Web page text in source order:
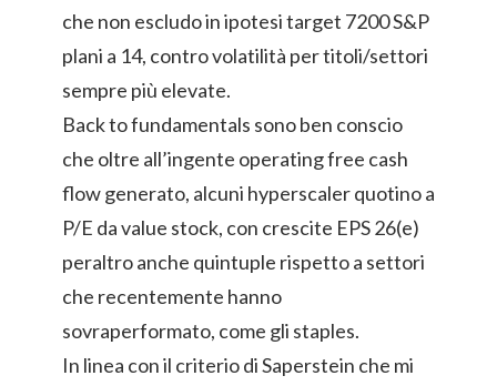
che non escludo in ipotesi target 7200 S&P
plani a 14, contro volatilità per titoli/settori
sempre più elevate.
Back to fundamentals sono ben conscio
che oltre all’ingente operating free cash
flow generato, alcuni hyperscaler quotino a
P/E da value stock, con crescite EPS 26(e)
peraltro anche quintuple rispetto a settori
che recentemente hanno
sovraperformato, come gli staples.
In linea con il criterio di Saperstein che mi